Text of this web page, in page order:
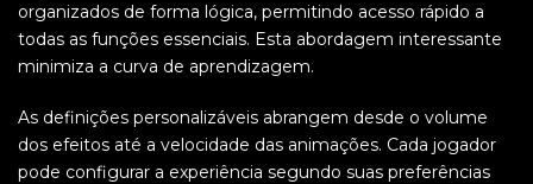
organizados de forma lógica, permitindo acesso rápido a
todas as funções essenciais. Esta abordagem interessante
minimiza a curva de aprendizagem.
As definições personalizáveis abrangem desde o volume
dos efeitos até a velocidade das animações. Cada jogador
pode configurar a experiência segundo suas preferências